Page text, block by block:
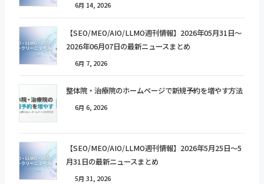
6月 14, 2026
【SEO/MEO/AIO/LLMO週刊情報】2026年05月31日〜
2026年06月07日の最新ニュースまとめ
6月 7, 2026
整体院・治療院のホームページで新規予約を増やす方法
6月 6, 2026
【SEO/MEO/AIO/LLMO週刊情報】2026年5月25日〜5
月31日の最新ニュースまとめ
5月 31, 2026